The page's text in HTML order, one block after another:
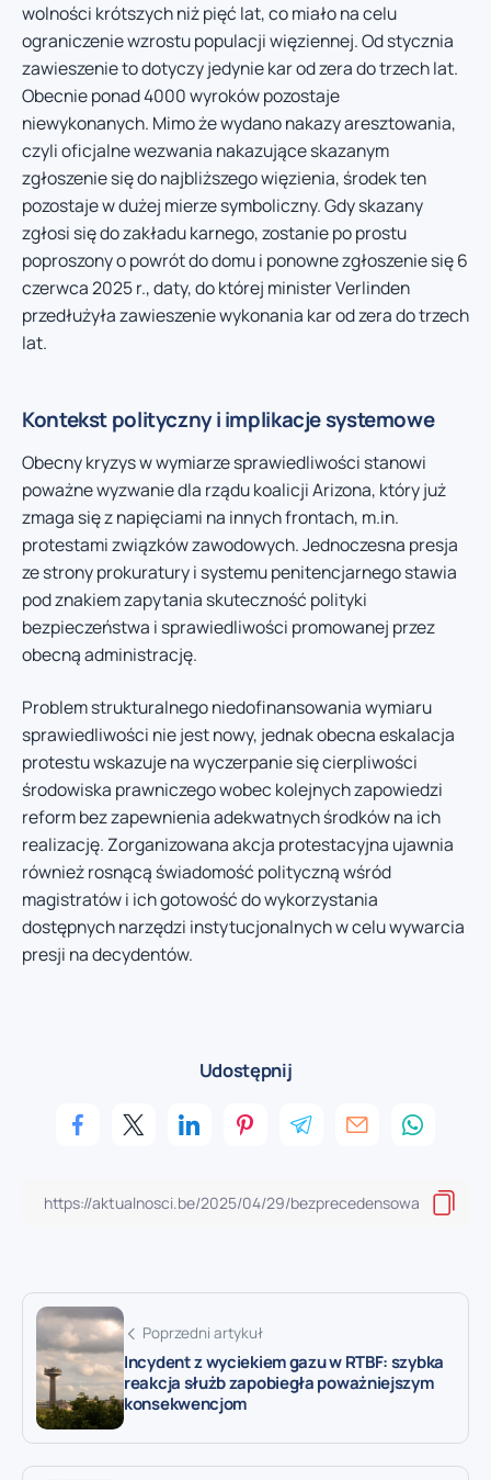
wolności krótszych niż pięć lat, co miało na celu
ograniczenie wzrostu populacji więziennej. Od stycznia
zawieszenie to dotyczy jedynie kar od zera do trzech lat.
Obecnie ponad 4000 wyroków pozostaje
niewykonanych. Mimo że wydano nakazy aresztowania,
czyli oficjalne wezwania nakazujące skazanym
zgłoszenie się do najbliższego więzienia, środek ten
pozostaje w dużej mierze symboliczny. Gdy skazany
zgłosi się do zakładu karnego, zostanie po prostu
poproszony o powrót do domu i ponowne zgłoszenie się 6
czerwca 2025 r., daty, do której minister Verlinden
przedłużyła zawieszenie wykonania kar od zera do trzech
lat.
Kontekst polityczny i implikacje systemowe
Obecny kryzys w wymiarze sprawiedliwości stanowi
poważne wyzwanie dla rządu koalicji Arizona, który już
zmaga się z napięciami na innych frontach, m.in.
protestami związków zawodowych. Jednoczesna presja
ze strony prokuratury i systemu penitencjarnego stawia
pod znakiem zapytania skuteczność polityki
bezpieczeństwa i sprawiedliwości promowanej przez
obecną administrację.
Problem strukturalnego niedofinansowania wymiaru
sprawiedliwości nie jest nowy, jednak obecna eskalacja
protestu wskazuje na wyczerpanie się cierpliwości
środowiska prawniczego wobec kolejnych zapowiedzi
reform bez zapewnienia adekwatnych środków na ich
realizację. Zorganizowana akcja protestacyjna ujawnia
również rosnącą świadomość polityczną wśród
magistratów i ich gotowość do wykorzystania
dostępnych narzędzi instytucjonalnych w celu wywarcia
presji na decydentów.
Udostępnij
Poprzedni artykuł
Incydent z wyciekiem gazu w RTBF: szybka
reakcja służb zapobiegła poważniejszym
konsekwencjom